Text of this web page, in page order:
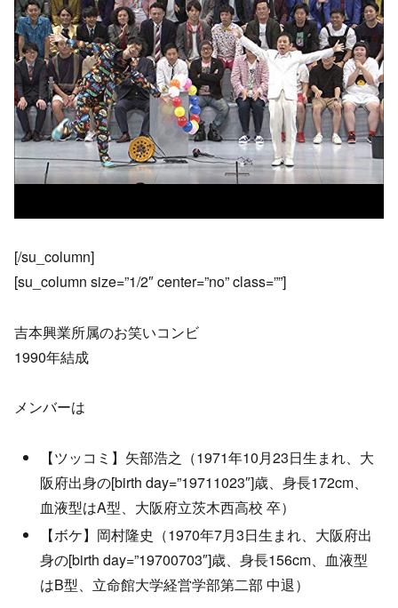
[/su_column]
[su_column size=”1/2″ center=”no” class=””]
吉本興業所属のお笑いコンビ
1990年結成
メンバーは
【ツッコミ】矢部浩之（1971年10月23日生まれ、大
阪府出身の[birth day=”19711023″]歳、身長172cm、
血液型はA型、大阪府立茨木西高校 卒）
【ボケ】岡村隆史（1970年7月3日生まれ、大阪府出
身の[birth day=”19700703″]歳、身長156cm、血液型
はB型、立命館大学経営学部第二部 中退）